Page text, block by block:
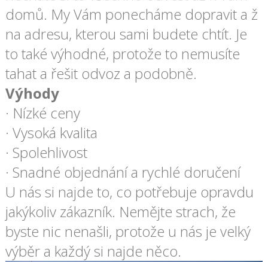
domů. My Vám ponecháme dopravit a ž
na adresu, kterou sami budete chtít. Je
to také výhodné, protože to nemusíte
tahat a řešit odvoz a podobně.
Výhody
· Nízké ceny
· Vysoká kvalita
· Spolehlivost
· Snadné objednání a rychlé doručení
U nás si najde to, co potřebuje opravdu
jakýkoliv zákazník. Nemějte strach, že
byste nic nenašli, protože u nás je velký
výběr a každý si najde něco.